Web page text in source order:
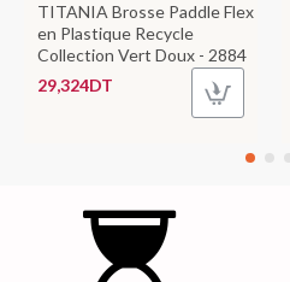
TITANIA Brosse Paddle Flex
en Plastique Recycle
Collection Vert Doux - 2884
29,324DT